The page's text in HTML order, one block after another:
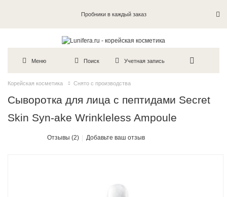
Пробники в каждый заказ
Меню Поиск Учетная запись
Корейская косметика Снято с производства
Сыворотка для лица с пептидами Secret
Skin Syn-ake Wrinkleless Ampoule
Отзывы (2) Добавьте ваш отзыв